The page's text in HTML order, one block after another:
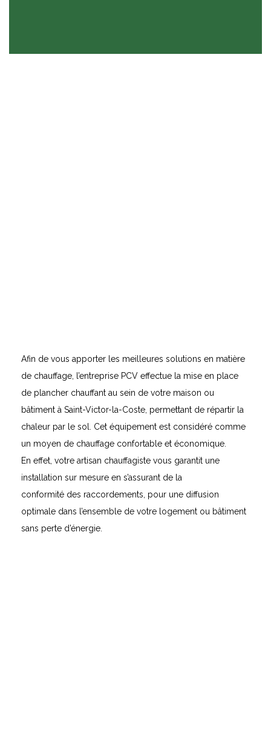
Afin de vous apporter les meilleures solutions en matière
de chauffage, l’entreprise PCV effectue la mise en place
de plancher chauffant au sein de votre maison ou
bâtiment à Saint-Victor-la-Coste, permettant de répartir la
chaleur par le sol. Cet équipement est considéré comme
un moyen de chauffage confortable et économique.
En effet, votre artisan chauffagiste vous garantit une
installation sur mesure en s’assurant de la
conformité des raccordements, pour une diffusion
optimale dans l’ensemble de votre logement ou bâtiment
sans perte d’énergie.